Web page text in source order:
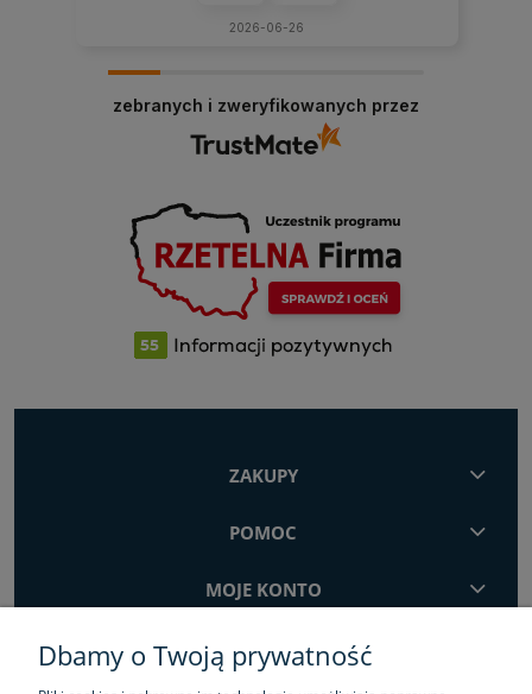
2026-06-26
zebranych i zweryfikowanych przez
ZAKUPY
POMOC
MOJE KONTO
INFORMACJE
Dbamy o Twoją prywatność